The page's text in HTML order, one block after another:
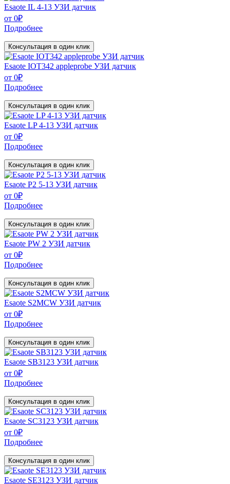
Esaote IL 4-13 УЗИ датчик
от 0₽
Подробнее
Консультация в один клик
Esaote IOT342 appleprobe УЗИ датчик
от 0₽
Подробнее
Консультация в один клик
Esaote LP 4-13 УЗИ датчик
от 0₽
Подробнее
Консультация в один клик
Esaote P2 5-13 УЗИ датчик
от 0₽
Подробнее
Консультация в один клик
Esaote PW 2 УЗИ датчик
от 0₽
Подробнее
Консультация в один клик
Esaote S2MCW УЗИ датчик
от 0₽
Подробнее
Консультация в один клик
Esaote SB3123 УЗИ датчик
от 0₽
Подробнее
Консультация в один клик
Esaote SC3123 УЗИ датчик
от 0₽
Подробнее
Консультация в один клик
Esaote SE3123 УЗИ датчик